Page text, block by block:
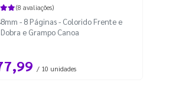
(8 avaliações)
- 8 Páginas - Colorido Frente e
e Grampo Canoa
/ 10 unidades